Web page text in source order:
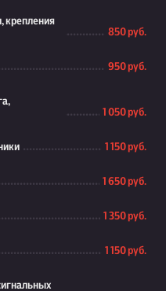
крепления
850 руб.
950 руб.
1 050 руб.
1 150 руб.
1 650 руб.
1 350 руб.
1 150 руб.